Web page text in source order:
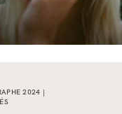
2024 |